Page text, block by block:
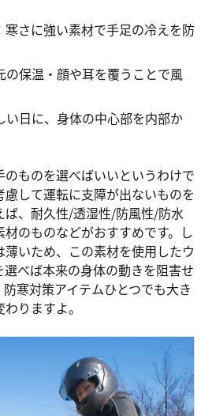
さに強い素材で手足の冷えを防
の保温・顔や耳を覆うことで風
い日に、身体の中心部を内部か
ものを選べばいいというわけで
して運転に支障が出ないものを
ば、耐久性/透湿性/防風性/防水
のものなどがおすすめです。し
いため、この素材を使用したウ
べば本来の身体の動きを阻害せ
寒対策アイテムひとつでも大き
りますよ。